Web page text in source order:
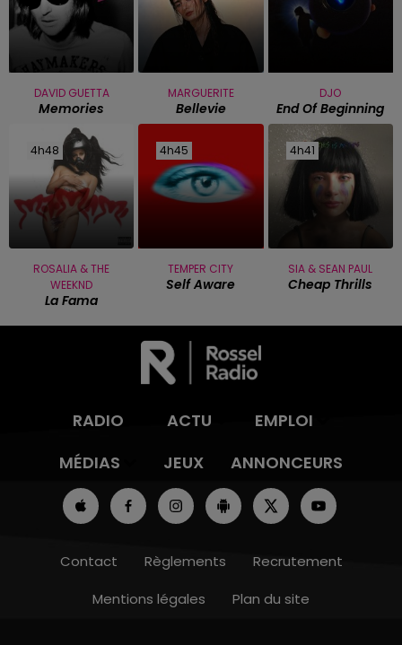
DAVID GUETTA
Memories
MARGUERITE
Bellevie
DJO
End Of Beginning
4h48
4h48
ROSALIA & THE
WEEKND
La Fama
4h45
4h45
TEMPER CITY
Self Aware
4h41
4h41
SIA & SEAN PAUL
Cheap Thrills
RADIO ACTU
EMPLOI
MÉDIAS
JEUX ANNONCEURS
Contact Règlements
Recrutement
Mentions légales
Plan du site